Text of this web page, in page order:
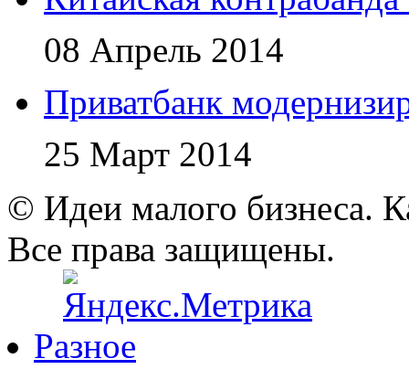
08 Апрель 2014
Приватбанк
25 Март 2014
© Идеи малого бизнеса.
Все права защищены.
Разное